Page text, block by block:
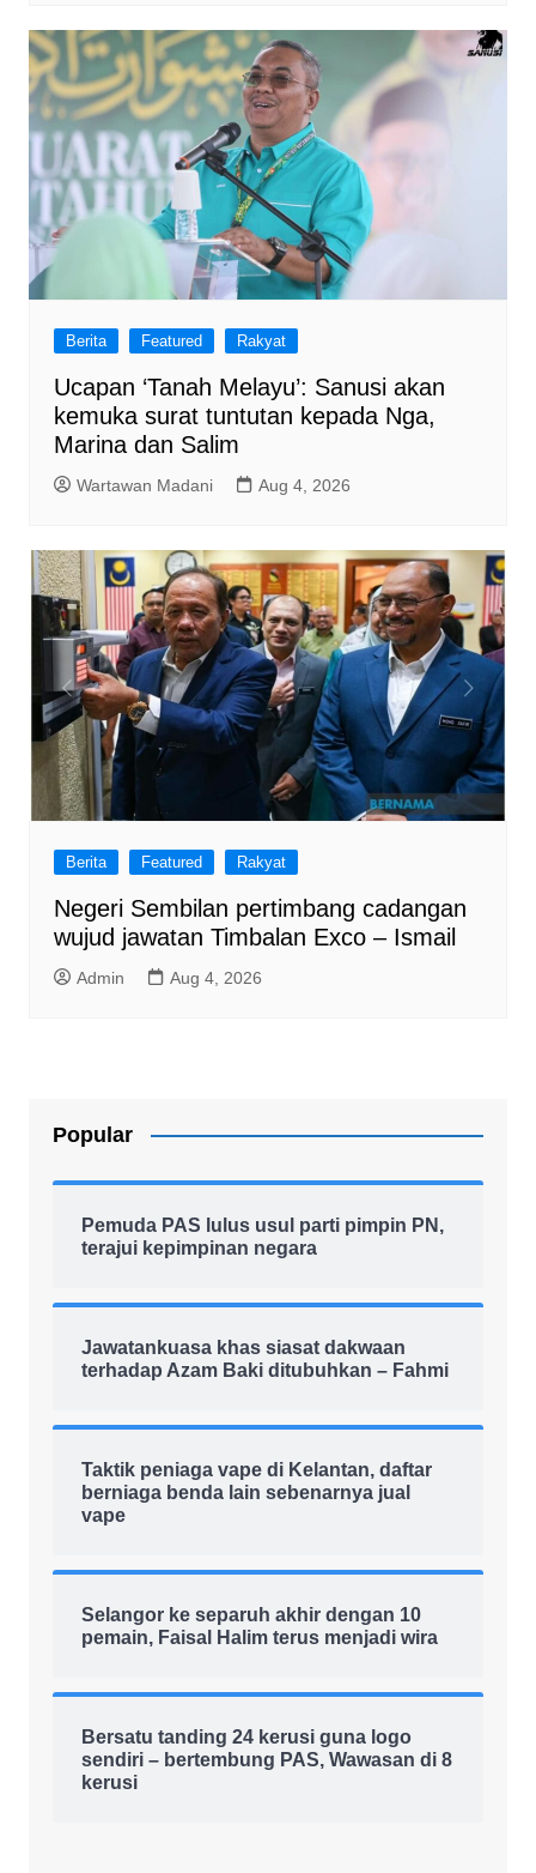
Berita Featured Rakyat
Ucapan ‘Tanah Melayu’: Sanusi akan
kemuka surat tuntutan kepada Nga,
Marina dan Salim
Wartawan Madani Aug 4, 2026
Berita Featured Rakyat
Negeri Sembilan pertimbang cadangan
wujud jawatan Timbalan Exco – Ismail
Admin Aug 4, 2026
Popular
Pemuda PAS lulus usul parti pimpin PN,
terajui kepimpinan negara
Jawatankuasa khas siasat dakwaan
terhadap Azam Baki ditubuhkan – Fahmi
Taktik peniaga vape di Kelantan, daftar
berniaga benda lain sebenarnya jual
vape
Selangor ke separuh akhir dengan 10
pemain, Faisal Halim terus menjadi wira
Bersatu tanding 24 kerusi guna logo
sendiri – bertembung PAS, Wawasan di 8
kerusi